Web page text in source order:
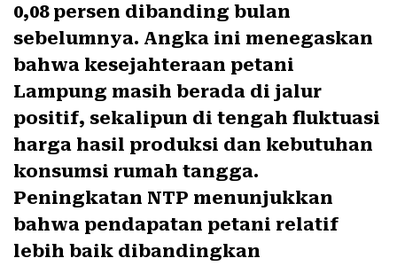
0,08 persen dibanding bulan
sebelumnya. Angka ini menegaskan
bahwa kesejahteraan petani
Lampung masih berada di jalur
positif, sekalipun di tengah fluktuasi
harga hasil produksi dan kebutuhan
konsumsi rumah tangga.
Peningkatan NTP menunjukkan
bahwa pendapatan petani relatif
lebih baik dibandingkan